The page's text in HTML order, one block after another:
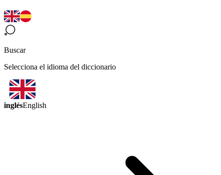
Buscar
Selecciona el idioma del diccionario
inglésEnglish